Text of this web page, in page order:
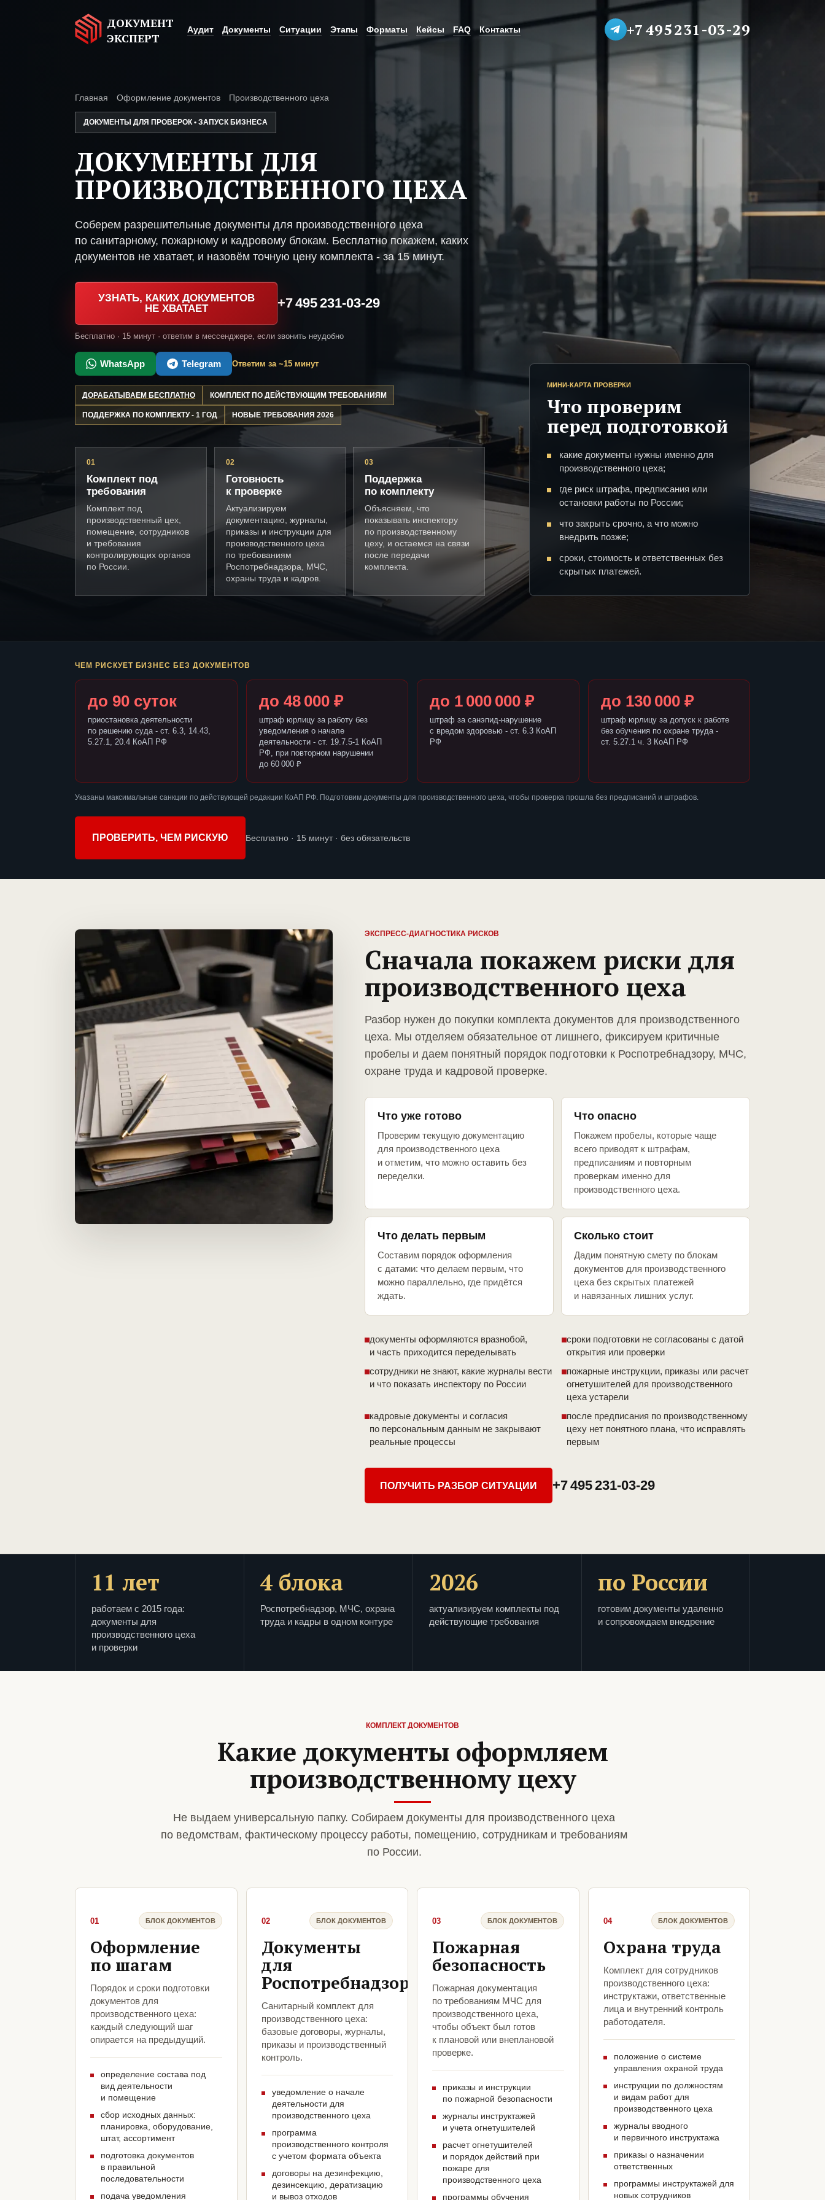
ДОКУМЕНТ
ЭКСПЕРТ
Аудит Документы Ситуации Этапы Форматы Кейсы FAQ Контакты +7 495 231-03-29
Главная Оформление документов Производственного цеха
ДОКУМЕНТЫ ДЛЯ ПРОВЕРОК • ЗАПУСК БИЗНЕСА
ДОКУМЕНТЫ ДЛЯ
ПРОИЗВОДСТВЕННОГО ЦЕХА
Соберем разрешительные документы для производственного цеха
по санитарному, пожарному и кадровому блокам. Бесплатно покажем, каких
документов не хватает, и назовём точную цену комплекта - за 15 минут.
УЗНАТЬ, КАКИХ ДОКУМЕНТОВ
НЕ ХВАТАЕТ
+7 495 231-03-29
Бесплатно · 15 минут · ответим в мессенджере, если звонить неудобно
WhatsApp Telegram Ответим за ~15 минут
ДОРАБАТЫВАЕМ БЕСПЛАТНО КОМПЛЕКТ ПО ДЕЙСТВУЮЩИМ ТРЕБОВАНИЯМ
ПОДДЕРЖКА ПО КОМПЛЕКТУ - 1 ГОД НОВЫЕ ТРЕБОВАНИЯ 2026
01
Комплект под
требования
Комплект под
производственный цех,
помещение, сотрудников
и требования
контролирующих органов
по России.
02
Готовность
к проверке
Актуализируем
документацию, журналы,
приказы и инструкции для
производственного цеха
по требованиям
Роспотребнадзора, МЧС,
охраны труда и кадров.
03
Поддержка
по комплекту
Объясняем, что
показывать инспектору
по производственному
цеху, и остаемся на связи
после передачи
комплекта.
МИНИ-КАРТА ПРОВЕРКИ
Что проверим
перед подготовкой
какие документы нужны именно для
производственного цеха;
где риск штрафа, предписания или
остановки работы по России;
что закрыть срочно, а что можно
внедрить позже;
сроки, стоимость и ответственных без
скрытых платежей.
ЧЕМ РИСКУЕТ БИЗНЕС БЕЗ ДОКУМЕНТОВ
до 90 суток
приостановка деятельности
по решению суда - ст. 6.3, 14.43,
5.27.1, 20.4 КоАП РФ
до 48 000 ₽
штраф юрлицу за работу без
уведомления о начале
деятельности - ст. 19.7.5-1 КоАП
РФ, при повторном нарушении
до 60 000 ₽
до 1 000 000 ₽
штраф за санэпид-нарушение
с вредом здоровью - ст. 6.3 КоАП
РФ
до 130 000 ₽
штраф юрлицу за допуск к работе
без обучения по охране труда -
ст. 5.27.1 ч. 3 КоАП РФ
Указаны максимальные санкции по действующей редакции КоАП РФ. Подготовим документы для производственного цеха, чтобы проверка прошла без предписаний и штрафов.
ПРОВЕРИТЬ, ЧЕМ РИСКУЮ Бесплатно · 15 минут · без обязательств
ЭКСПРЕСС-ДИАГНОСТИКА РИСКОВ
Сначала покажем риски для
производственного цеха
Разбор нужен до покупки комплекта документов для производственного
цеха. Мы отделяем обязательное от лишнего, фиксируем критичные
пробелы и даем понятный порядок подготовки к Роспотребнадзору, МЧС,
охране труда и кадровой проверке.
Что уже готово
Проверим текущую документацию
для производственного цеха
и отметим, что можно оставить без
переделки.
Что опасно
Покажем пробелы, которые чаще
всего приводят к штрафам,
предписаниям и повторным
проверкам именно для
производственного цеха.
Что делать первым
Составим порядок оформления
с датами: что делаем первым, что
можно параллельно, где придётся
ждать.
Сколько стоит
Дадим понятную смету по блокам
документов для производственного
цеха без скрытых платежей
и навязанных лишних услуг.
документы оформляются вразнобой,
и часть приходится переделывать
сроки подготовки не согласованы с датой
открытия или проверки
сотрудники не знают, какие журналы вести
и что показать инспектору по России
пожарные инструкции, приказы или расчет
огнетушителей для производственного
цеха устарели
кадровые документы и согласия
по персональным данным не закрывают
реальные процессы
после предписания по производственному
цеху нет понятного плана, что исправлять
первым
ПОЛУЧИТЬ РАЗБОР СИТУАЦИИ +7 495 231-03-29
11 лет
работаем с 2015 года:
документы для
производственного цеха
и проверки
4 блока
Роспотребнадзор, МЧС, охрана
труда и кадры в одном контуре
2026
актуализируем комплекты под
действующие требования
по России
готовим документы удаленно
и сопровождаем внедрение
КОМПЛЕКТ ДОКУМЕНТОВ
Какие документы оформляем
производственному цеху
Не выдаем универсальную папку. Собираем документы для производственного цеха
по ведомствам, фактическому процессу работы, помещению, сотрудникам и требованиям
по России.
01 БЛОК ДОКУМЕНТОВ
Оформление
по шагам
Порядок и сроки подготовки
документов для
производственного цеха:
каждый следующий шаг
опирается на предыдущий.
определение состава под
вид деятельности
и помещение
сбор исходных данных:
планировка, оборудование,
штат, ассортимент
подготовка документов
в правильной
последовательности
подача уведомления
02 БЛОК ДОКУМЕНТОВ
Документы
для
Роспотребнадзора
Санитарный комплект для
производственного цеха:
базовые договоры, журналы,
приказы и производственный
контроль.
уведомление о начале
деятельности для
производственного цеха
программа
производственного контроля
с учетом формата объекта
договоры на дезинфекцию,
дезинсекцию, дератизацию
и вывоз отходов
03 БЛОК ДОКУМЕНТОВ
Пожарная
безопасность
Пожарная документация
по требованиям МЧС для
производственного цеха,
чтобы объект был готов
к плановой или внеплановой
проверке.
приказы и инструкции
по пожарной безопасности
журналы инструктажей
и учета огнетушителей
расчет огнетушителей
и порядок действий при
пожаре для
производственного цеха
программы обучения
04 БЛОК ДОКУМЕНТОВ
Охрана труда
Комплект для сотрудников
производственного цеха:
инструктажи, ответственные
лица и внутренний контроль
работодателя.
положение о системе
управления охраной труда
инструкции по должностям
и видам работ для
производственного цеха
журналы вводного
и первичного инструктажа
приказы о назначении
ответственных
программы инструктажей для
новых сотрудников